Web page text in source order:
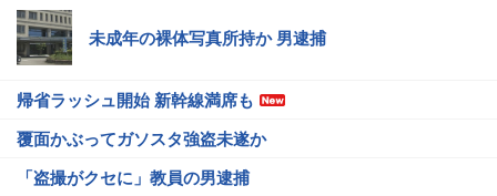
未成年の裸体写真所持か 男逮捕
帰省ラッシュ開始 新幹線満席も
覆面かぶってガソスタ強盗未遂か
「盗撮がクセに」教員の男逮捕